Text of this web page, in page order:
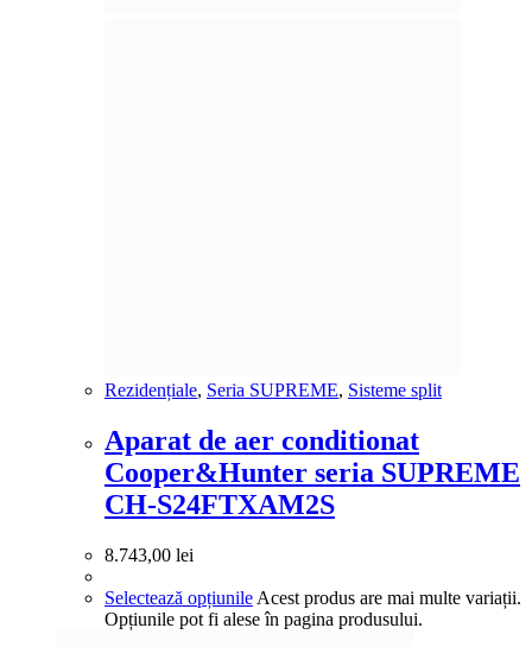
Rezidențiale, Seria SUPREME, Sisteme split
Aparat de aer conditionat
Cooper&Hunter seria SUPREME
CH-S24FTXAM2S
8.743,00 lei
Selectează opțiunile Acest produs are mai multe variații.
Opțiunile pot fi alese în pagina produsului.